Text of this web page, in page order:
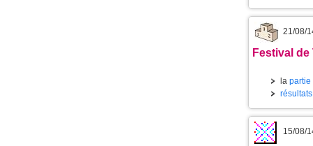
21/08/
Festival
la partie
15/08/